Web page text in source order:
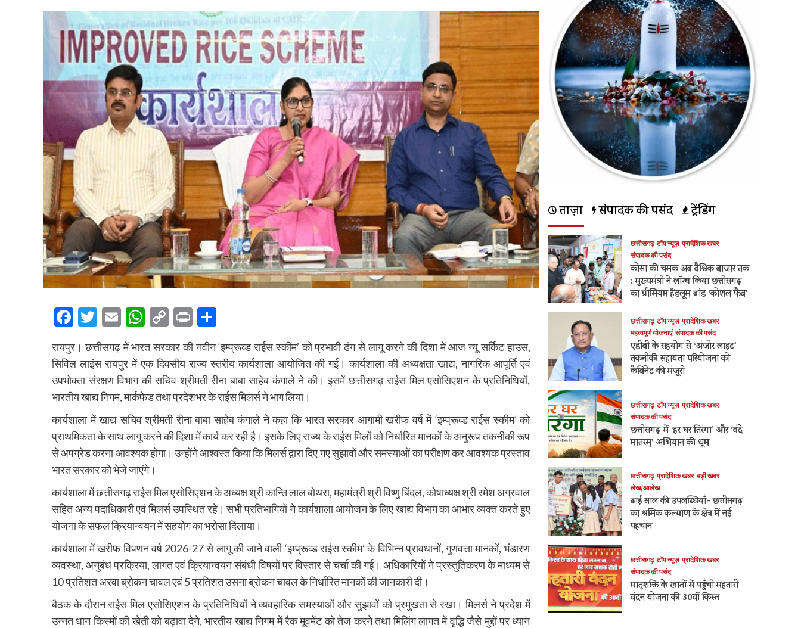
Facebook
Twitter
EmailWhatsApp
Copy
Link
Print
रायपुर। छत्तीसगढ़ में भारत सरकार की नवीन ‘इम्प्रूव्ड राईस स्कीम’ को प्रभावी ढंग से लागू करने की दिशा में आज न्यू सर्किट हाउस,
सिविल लाइंस रायपुर में एक दिवसीय राज्य स्तरीय कार्यशाला आयोजित की गई। कार्यशाला की अध्यक्षता खाद्य, नागरिक आपूर्ति एवं
उपभोक्ता संरक्षण विभाग की सचिव श्रीमती रीना बाबा साहेब कंगाले ने की। इसमें छत्तीसगढ़ राईस मिल एसोसिएशन के प्रतिनिधियों,
भारतीय खाद्य निगम, मार्कफेड तथा प्रदेशभर के राईस मिलर्स ने भाग लिया।
कार्यशाला में खाद्य सचिव श्रीमती रीना बाबा साहेब कंगाले ने कहा कि भारत सरकार आगामी खरीफ वर्ष में ‘इम्प्रूव्ड राईस स्कीम’ को
प्राथमिकता के साथ लागू करने की दिशा में कार्य कर रही है। इसके लिए राज्य के राईस मिलों को निर्धारित मानकों के अनुरूप तकनीकी रूप
से अपग्रेड करना आवश्यक होगा। उन्होंने आश्वस्त किया कि मिलर्स द्वारा दिए गए सुझावों और समस्याओं का परीक्षण कर आवश्यक प्रस्ताव
भारत सरकार को भेजे जाएंगे।
कार्यशाला में छत्तीसगढ़ राईस मिल एसोसिएशन के अध्यक्ष श्री कान्ति लाल बोथरा, महामंत्री श्री विष्णु बिंदल, कोषाध्यक्ष श्री रमेश अग्रवाल
सहित अन्य पदाधिकारी एवं मिलर्स उपस्थित रहे। सभी प्रतिभागियों ने कार्यशाला आयोजन के लिए खाद्य विभाग का आभार व्यक्त करते हुए
योजना के सफल क्रियान्वयन में सहयोग का भरोसा दिलाया।
कार्यशाला में खरीफ विपणन वर्ष 2026-27 से लागू की जाने वाली ‘इम्प्रूव्ड राईस स्कीम’ के विभिन्न प्रावधानों, गुणवत्ता मानकों, भंडारण
व्यवस्था, अनुबंध प्रक्रिया, लागत एवं क्रियान्वयन संबंधी विषयों पर विस्तार से चर्चा की गई। अधिकारियों ने प्रस्तुतिकरण के माध्यम से
10 प्रतिशत अरवा ब्रोकन चावल एवं 5 प्रतिशत उसना ब्रोकन चावल के निर्धारित मानकों की जानकारी दी।
बैठक के दौरान राईस मिल एसोसिएशन के प्रतिनिधियों ने व्यवहारिक समस्याओं और सुझावों को प्रमुखता से रखा। मिलर्स ने प्रदेश में
उन्नत धान किस्मों की खेती को बढ़ावा देने, भारतीय खाद्य निगम में रैक मूवमेंट को तेज करने तथा मिलिंग लागत में वृद्धि जैसे मुद्दों पर ध्यान
ताज़ा संपादक की पसंद ट्रेंडिंग
छत्तीसगढ़ टॉप न्यूज़ प्रादेशिक खबर
संपादक की पसंद
कोसा की चमक अब वैश्विक बाजार तक
: मुख्यमंत्री ने लॉन्च किया छत्तीसगढ़
का प्रीमियम हैंडलूम ब्रांड ‘कोशल फैब’
छत्तीसगढ़ टॉप न्यूज़ प्रादेशिक खबर
महत्वपूर्ण योजनाएं संपादक की पसंद
एडीबी के सहयोग से ‘अंजोर लाइट’
तकनीकी सहायता परियोजना को
कैबिनेट की मंजूरी
छत्तीसगढ़ टॉप न्यूज़ प्रादेशिक खबर
संपादक की पसंद
छत्तीसगढ़ में ‘हर घर तिरंगा’ और ‘वंदे
मातरम्’ अभियान की धूम
छत्तीसगढ़ प्रादेशिक खबर बड़ी खबर
लेख/आलेख
ढाई साल की उपलब्धियाँ- छत्तीसगढ़
का श्रमिक कल्याण के क्षेत्र में नई
पहचान
छत्तीसगढ़ टॉप न्यूज़ प्रादेशिक खबर
संपादक की पसंद
मातृशक्ति के खातों में पहुँची महतारी
वंदन योजना की 30वीं किस्त